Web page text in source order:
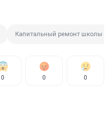
Капитальный ремонт школы
0 0 0